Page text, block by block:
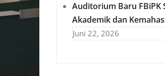
Auditorium Baru FBiPK
Akademik dan
Juni 22, 2026